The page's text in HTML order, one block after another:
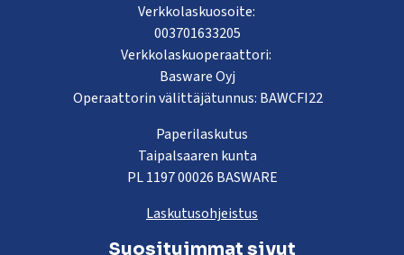
Verkkolaskuosoite:
003701633205
Verkkolaskuoperaattori:
Basware Oyj
Operaattorin välittäjätunnus: BAWCFI22
Paperilaskutus
Taipalsaaren kunta
PL 1197 00026 BASWARE
Laskutusohjeistus
Suosituimmat sivut